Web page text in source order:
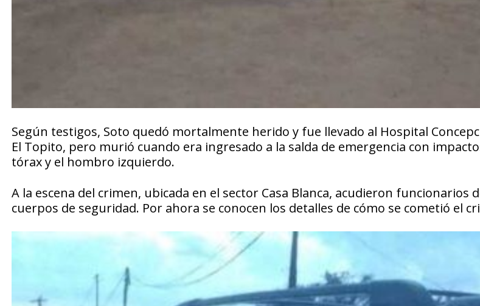
Según testigos, Soto quedó mortalmente herido y fue llevado al Hospital
El Topito, pero murió cuando era ingresado a la salda de emergencia con
tórax y el hombro izquierdo.
A la escena del crimen, ubicada en el sector Casa Blanca, acudieron funcionarios
cuerpos de seguridad. Por ahora se conocen los detalles de cómo se cometió el